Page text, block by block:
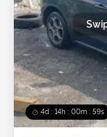
4d : 14h : 00m : 56s